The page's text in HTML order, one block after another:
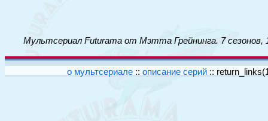
Мультсериал Futurama от Мэтта Грейнинга. 7
о мультсериале :: описание серий ::